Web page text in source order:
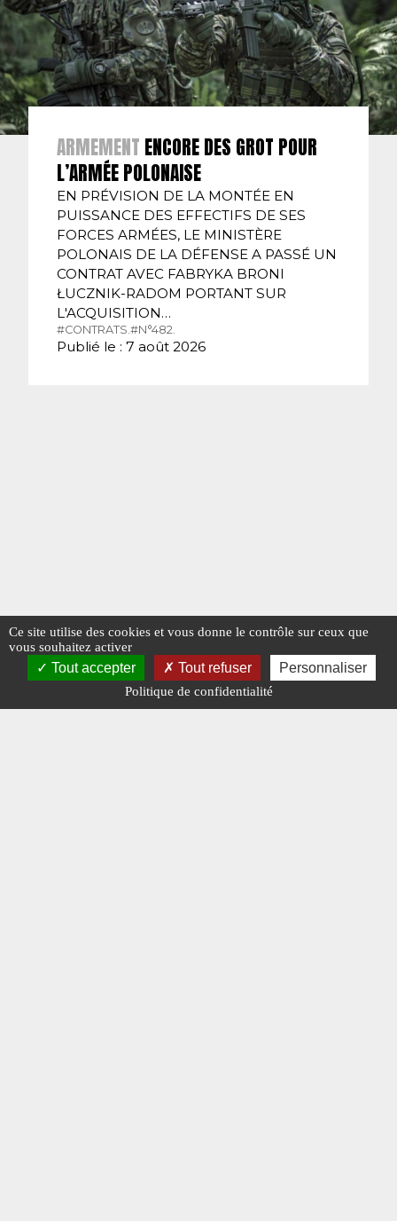
ARMEMENT ENCORE DES GROT POUR
L’ARMÉE POLONAISE
EN PRÉVISION DE LA MONTÉE EN
PUISSANCE DES EFFECTIFS DE SES
FORCES ARMÉES, LE MINISTÈRE
POLONAIS DE LA DÉFENSE A PASSÉ UN
CONTRAT AVEC FABRYKA BRONI
ŁUCZNIK-RADOM PORTANT SUR
L'ACQUISITION…
#CONTRATS. #N°482.
Publié le : 7 août 2026
Ce site utilise des cookies et vous donne le contrôle sur ceux que
vous souhaitez activer
Tout accepter Tout refuser Personnaliser
Politique de confidentialité